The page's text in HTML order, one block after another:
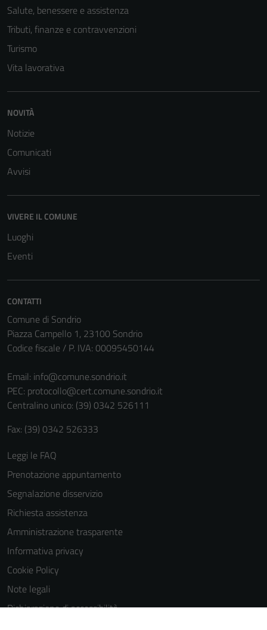
Salute, benessere e assistenza
Tributi, finanze e contravvenzioni
Turismo
Vita lavorativa
NOVITÀ
Notizie
Comunicati
Avvisi
VIVERE IL COMUNE
Luoghi
Eventi
CONTATTI
Comune di Sondrio
Piazza Campello 1, 23100 Sondrio
Codice fiscale / P. IVA: 00095450144
Email: info@comune.sondrio.it
PEC: protocollo@cert.comune.sondrio.it
Centralino unico: (39) 0342 526111
Fax: (39) 0342 526333
Leggi le FAQ
Prenotazione appuntamento
Segnalazione disservizio
Richiesta assistenza
Amministrazione trasparente
Informativa privacy
Cookie Policy
Note legali
Dichiarazione di accessibilità
del sito e non
non raccolgono